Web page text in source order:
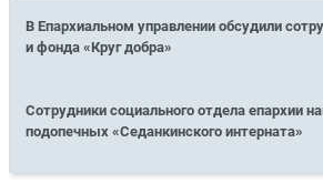
В Епархиальном управлении обсудили
и фонда «Круг добра»
Сотрудники социального отдела епархии
подопечных «Седанкинского интерната»